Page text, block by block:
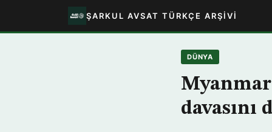
ŞARKUL AVSAT TÜRKÇE ARŞIVI
DÜNYA